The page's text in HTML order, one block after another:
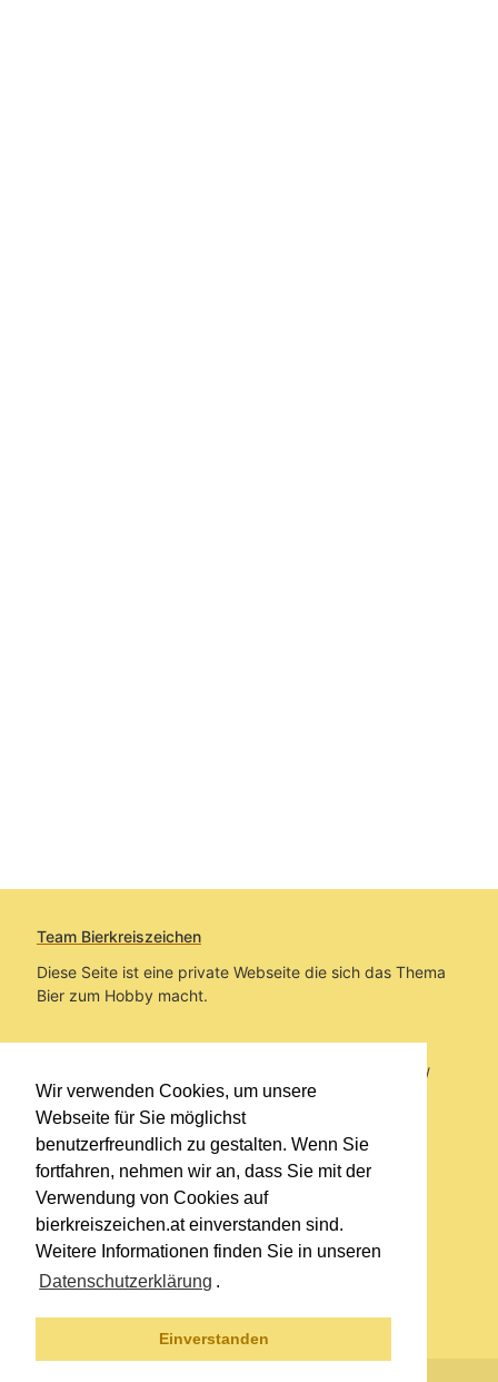
Wir verwenden Cookies, um unsere
Webseite für Sie möglichst
benutzerfreundlich zu gestalten. Wenn Sie
fortfahren, nehmen wir an, dass Sie mit der
Verwendung von Cookies auf
bierkreiszeichen.at einverstanden sind.
Weitere Informationen finden Sie in unseren
Datenschutzerklärung .
Einverstanden
Team Bierkreiszeichen
Diese Seite ist eine private Webseite die sich das Thema
Bier zum Hobby macht.
Sie befinden sich auf https://www.bierkreiszeichen.at/
im Pfad:Bierkreiszeichen/Gesammelte Biere
Erstellt: 2026-08-08
Links
Impressum
Datenschutzerklärung